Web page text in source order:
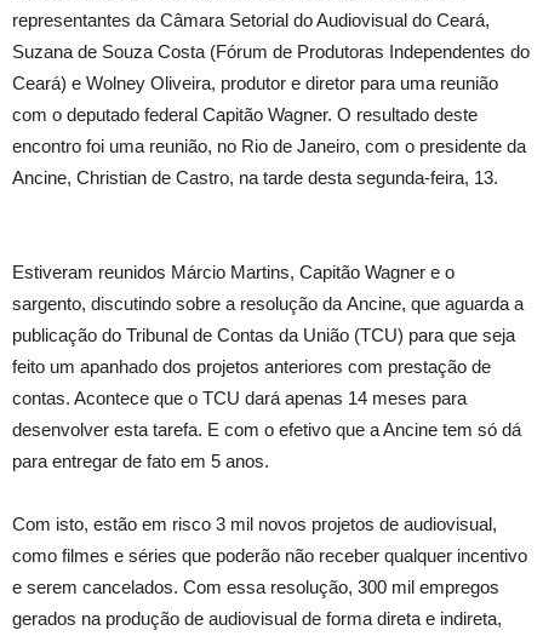
representantes da Câmara Setorial do Audiovisual do Ceará,
Suzana de Souza Costa (Fórum de Produtoras Independentes do
Ceará) e Wolney Oliveira, produtor e diretor para uma reunião
com o deputado federal Capitão Wagner. O resultado deste
encontro foi uma reunião, no Rio de Janeiro, com o presidente da
Ancine, Christian de Castro, na tarde desta segunda-feira, 13.
Estiveram reunidos Márcio Martins, Capitão Wagner e o
sargento, discutindo sobre a resolução da Ancine, que aguarda a
publicação do Tribunal de Contas da União (TCU) para que seja
feito um apanhado dos projetos anteriores com prestação de
contas. Acontece que o TCU dará apenas 14 meses para
desenvolver esta tarefa. E com o efetivo que a Ancine tem só dá
para entregar de fato em 5 anos.
Com isto, estão em risco 3 mil novos projetos de audiovisual,
como filmes e séries que poderão não receber qualquer incentivo
e serem cancelados. Com essa resolução, 300 mil empregos
gerados na produção de audiovisual de forma direta e indireta,